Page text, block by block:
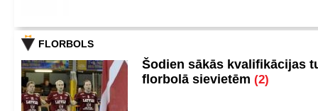
FLORBOLS
Šodien sākās kvalifikācijas
florbolā sievietēm (2)